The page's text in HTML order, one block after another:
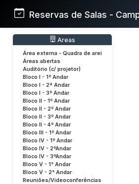
Reservas de Salas -
Areas
Área externa - Quadra de arei
Áreas abertas
Auditório (c/ projetor)
Bloco I - 1º Andar
Bloco I - 2ª Andar
Bloco I - 3º Andar
Bloco II - 1º Andar
Bloco II - 2º Andar
Bloco II - 3º Andar
Bloco II - 4º Andar
Bloco III - 1º Andar
Bloco IV - 1º Andar
Bloco IV - 2ºAndar
Bloco IV - 3ºAndar
Bloco V - 1° Andar
Bloco V - 2° Andar
Reuniões/Videoconferências